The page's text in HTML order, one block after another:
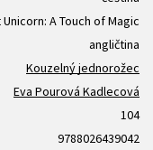
A Touch of Magic
angličtina
Kouzelný jednorožec
Eva Pourová Kadlecová
104
9788026439042